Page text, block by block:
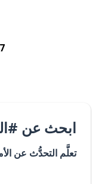
ابحث عن
تعلَّم التحدُّث عن